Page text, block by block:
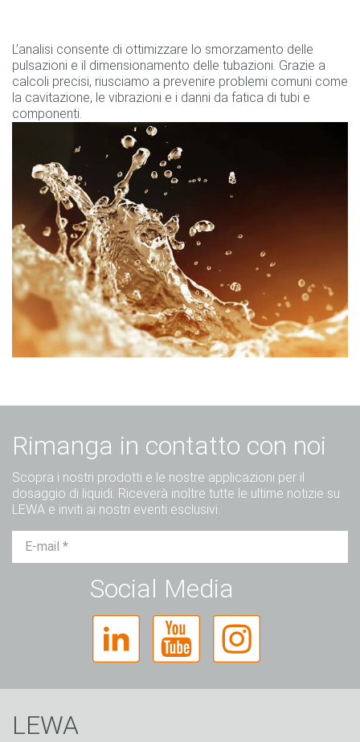
L’analisi consente di ottimizzare lo smorzamento delle
pulsazioni e il dimensionamento delle tubazioni. Grazie a
calcoli precisi, riusciamo a prevenire problemi comuni come
la cavitazione, le vibrazioni e i danni da fatica di tubi e
componenti.
Rimanga in contatto con noi
Scopra i nostri prodotti e le nostre applicazioni per il
dosaggio di liquidi. Riceverà inoltre tutte le ultime notizie su
LEWA e inviti ai nostri eventi esclusivi.
Sig.ra Diverso
Social Media
LEWA